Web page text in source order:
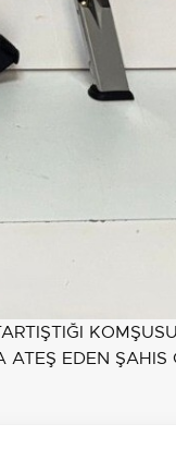
EDEN ŞAHIS